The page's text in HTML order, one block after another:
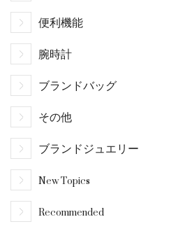
便利機能
腕時計
ブランドバッグ
その他
ブランドジュエリー
New Topics
Recommended